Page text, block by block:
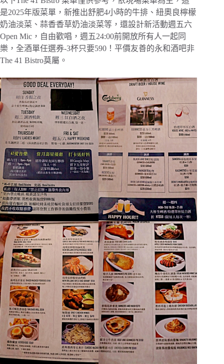
是2025年版菜單，新推出舒肥4小時的牛排、紐奧良檸檬
奶油淡菜、蒜香香草奶油淡菜等，還設計新活動週五六
Open Mic，自由歡唱，週五24:00前開放所有人一起同
樂，全酒單任選券-3杯只要590！平價友善的永和酒吧非
The 41 Bistro莫屬。